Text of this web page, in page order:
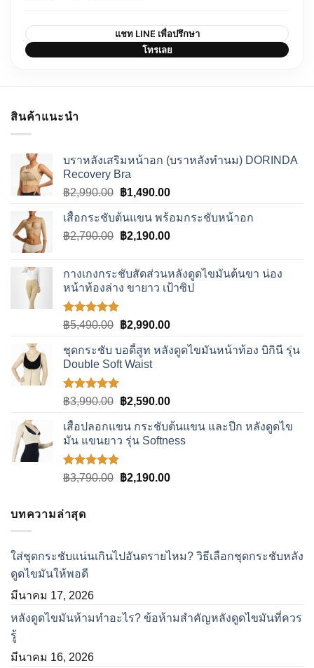
แชท LINE เพื่อปรึกษา
โทรเลย
สินค้าแนะนำ
บราหลังเสริมหน้าอก (บราหลังทำนม) DORINDA
Recovery Bra
฿2,990.00 Original
was:
฿2,990.00.
฿1,490.00Current
is:
฿1,490.00.
เสื้อกระชับต้นแขน พร้อมกระชับหน้าอก
฿2,790.00 Original
฿2,790.00.
฿2,190.00Current
฿2,190.00.
กางเกงกระชับสัดส่วนหลังดูดไขมันต้นขา น่อง
หน้าท้องล่าง ขายาว เป้าซิป
ให้คะแนน
1-5
คะแนน
฿5,490.00 Original
was:
฿5,490.00.
฿2,990.00Current
is:
ชุดกระชับ บอดี้สูท หลังดูดไขมันหน้าท้อง บิกินี รุ่น
Double Soft Waist
ให้คะแนน
1-5
คะแนน
฿3,990.00 Original
was:
฿3,990.00.
฿2,590.00Current
is:
฿2,590.00.
เสื้อปลอกแขน กระชับต้นแขน และปีก หลังดูดไข
มัน แขนยาว รุ่น Softness
ให้คะแนน
คะแนน
฿3,790.00 Original
฿2,190.00Current
บทความล่าสุด
ใส่ชุดกระชับแน่นเกินไปอันตรายไหม? วิธีเลือกชุดกระชับหลัง
ดูดไขมันให้พอดี
มีนาคม 17, 2026
หลังดูดไขมันห้ามทำอะไร? ข้อห้ามสำคัญหลังดูดไขมันที่ควร
รู้
มีนาคม 16, 2026